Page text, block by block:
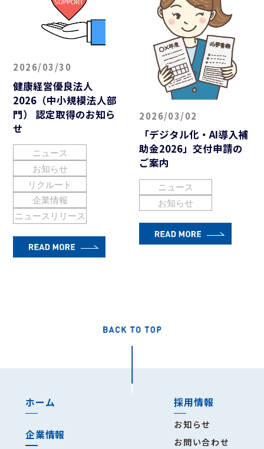
2026/03/30
健康経営優良法人
2026（中小規模法人部
門） 認定取得のお知ら
せ
ニュース
お知らせ
リクルート
企業情報
ニュースリリース
2026/03/02
「デジタル化・AI導入補
助金2026」交付申請の
ご案内
ニュース
お知らせ
ホーム
企業情報
採用情報
お知らせ
お問い合わせ